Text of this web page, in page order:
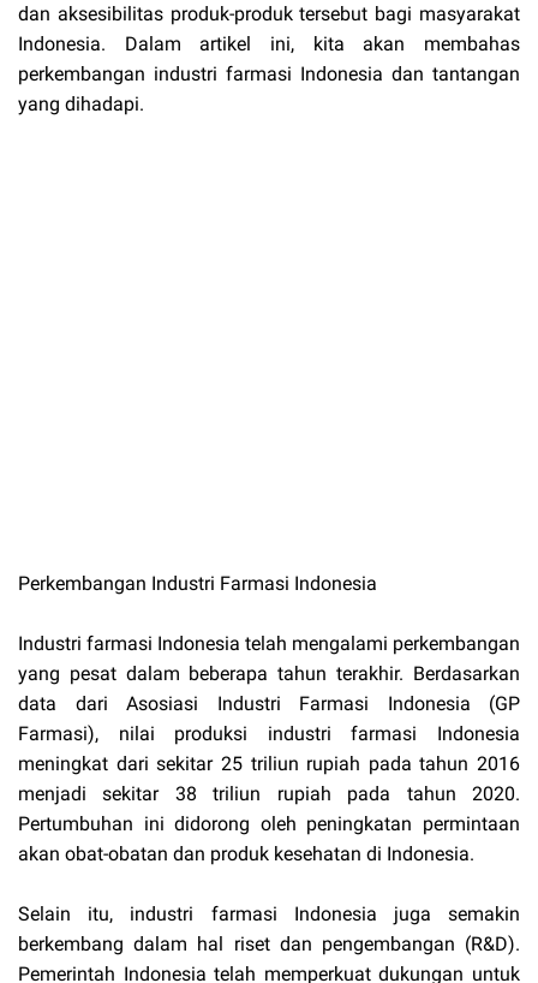
dan aksesibilitas produk-produk tersebut bagi masyarakat
Indonesia. Dalam artikel ini, kita akan membahas
perkembangan industri farmasi Indonesia dan tantangan
yang dihadapi.
Perkembangan Industri Farmasi Indonesia
Industri farmasi Indonesia telah mengalami perkembangan
yang pesat dalam beberapa tahun terakhir. Berdasarkan
data dari Asosiasi Industri Farmasi Indonesia (GP
Farmasi), nilai produksi industri farmasi Indonesia
meningkat dari sekitar 25 triliun rupiah pada tahun 2016
menjadi sekitar 38 triliun rupiah pada tahun 2020.
Pertumbuhan ini didorong oleh peningkatan permintaan
akan obat-obatan dan produk kesehatan di Indonesia.
Selain itu, industri farmasi Indonesia juga semakin
berkembang dalam hal riset dan pengembangan (R&D).
Pemerintah Indonesia telah memperkuat dukungan untuk